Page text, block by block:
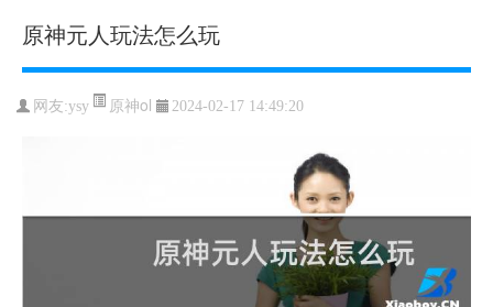
原神元人玩法怎么玩
网友:ysy 原神ol 2024-02-17 14:49:20